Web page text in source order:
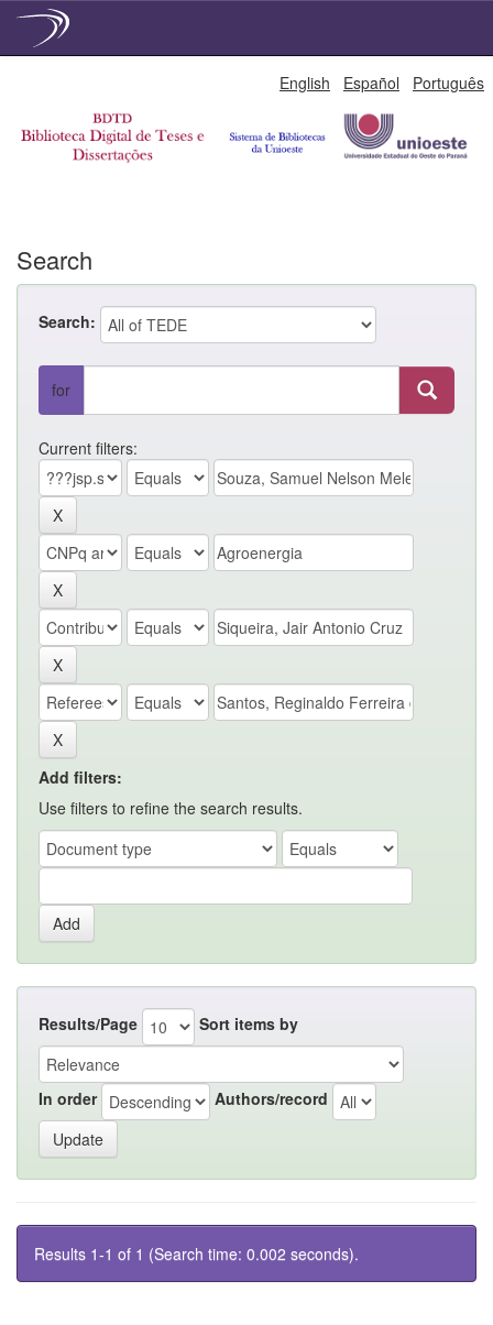
English Español Português
Search
Search:
for
Current filters:
Add filters:
Use filters to refine the search results.
Results/Page Sort items by
In order Authors/record
Results 1-1 of 1 (Search time: 0.002 seconds).